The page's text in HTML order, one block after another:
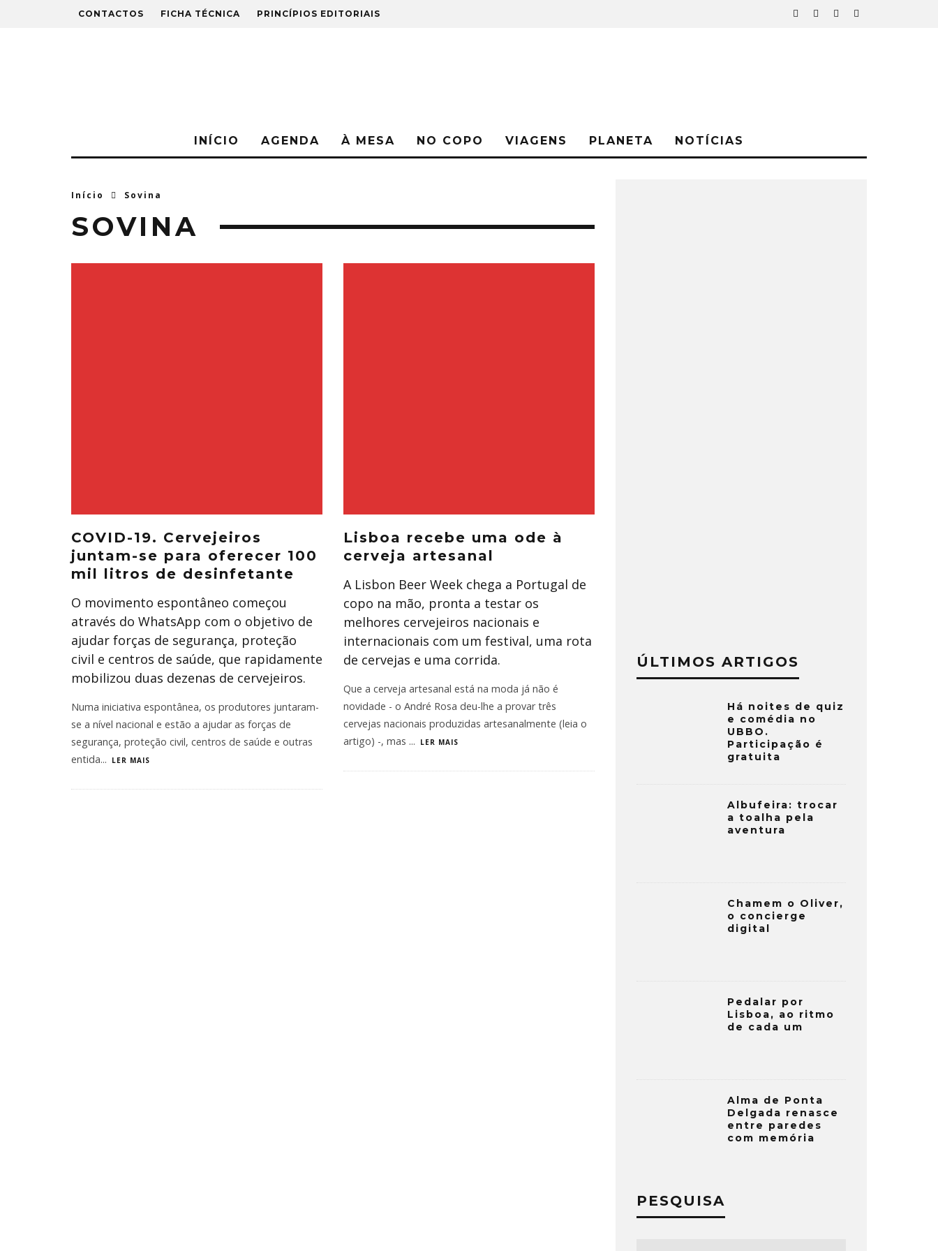
CONTACTOS FICHA TÉCNICA PRINCÍPIOS EDITORIAIS
INÍCIO AGENDA À MESA NO COPO VIAGENS PLANETA NOTÍCIAS
Início Sovina
SOVINA
COVID-19. Cervejeiros
juntam-se para oferecer 100
mil litros de desinfetante
O movimento espontâneo começou
através do WhatsApp com o objetivo de
ajudar forças de segurança, proteção
civil e centros de saúde, que rapidamente
mobilizou duas dezenas de cervejeiros.
Numa iniciativa espontânea, os produtores juntaram-
se a nível nacional e estão a ajudar as forças de
segurança, proteção civil, centros de saúde e outras
entida... LER MAIS
Lisboa recebe uma ode à
cerveja artesanal
A Lisbon Beer Week chega a Portugal de
copo na mão, pronta a testar os
melhores cervejeiros nacionais e
internacionais com um festival, uma rota
de cervejas e uma corrida.
Que a cerveja artesanal está na moda já não é
novidade - o André Rosa deu-lhe a provar três
cervejas nacionais produzidas artesanalmente (leia o
artigo) -, mas ... LER MAIS
ÚLTIMOS ARTIGOS
Há noites de quiz
e comédia no
UBBO.
Participação é
gratuita
Albufeira: trocar
a toalha pela
aventura
Chamem o Oliver,
o concierge
digital
Pedalar por
Lisboa, ao ritmo
de cada um
Alma de Ponta
Delgada renasce
entre paredes
com memória
PESQUISA